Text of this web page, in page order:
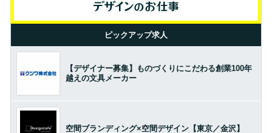
ピックアップ求人
【デザイナー募集】ものづくりにこだわる創業100年
越えの文具メーカー
空間ブランディング×空間デザイン【東京／金沢】